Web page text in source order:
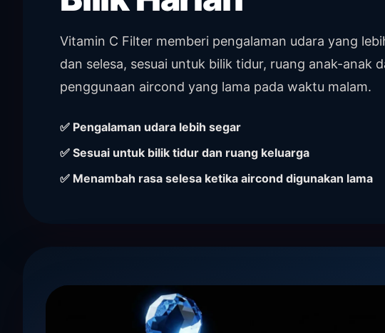
Vitamin C Filter memberi pengalaman udara yang
dan selesa, sesuai untuk bilik tidur, ruang anak-anak
penggunaan aircond yang lama pada waktu malam.
✅ Pengalaman udara lebih segar
✅ Sesuai untuk bilik tidur dan ruang keluarga
✅ Menambah rasa selesa ketika aircond digunakan lama